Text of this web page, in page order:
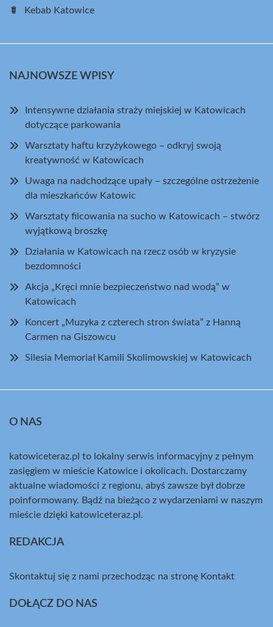
Kebab Katowice
NAJNOWSZE WPISY
Intensywne działania straży miejskiej w Katowicach
dotyczące parkowania
Warsztaty haftu krzyżykowego – odkryj swoją
kreatywność w Katowicach
Uwaga na nadchodzące upały – szczególne ostrzeżenie
dla mieszkańców Katowic
Warsztaty filcowania na sucho w Katowicach – stwórz
wyjątkową broszkę
Działania w Katowicach na rzecz osób w kryzysie
bezdomności
Akcja „Kręci mnie bezpieczeństwo nad wodą” w
Katowicach
Koncert „Muzyka z czterech stron świata” z Hanną
Carmen na Giszowcu
Silesia Memoriał Kamili Skolimowskiej w Katowicach
O NAS
katowiceteraz.pl to lokalny serwis informacyjny z pełnym
zasięgiem w mieście Katowice i okolicach. Dostarczamy
aktualne wiadomości z regionu, abyś zawsze był dobrze
poinformowany. Bądź na bieżąco z wydarzeniami w naszym
mieście dzięki katowiceteraz.pl.
REDAKCJA
Skontaktuj się z nami przechodząc na stronę Kontakt
DOŁĄCZ DO NAS